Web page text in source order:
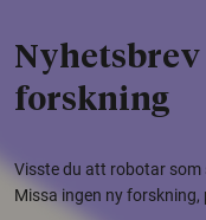
forskning
Visste du att robotar som
Missa ingen ny